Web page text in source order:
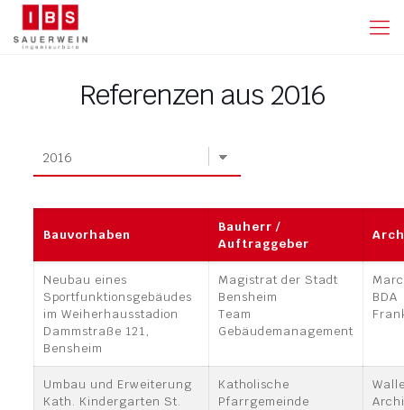
Referenzen aus 2016
Bauvorhaben
Bauherr /
Auftraggeber
Neubau eines
Sportfunktionsgebäudes
im Weiherhausstadion
Dammstraße 121,
Bensheim
Magistrat der Stadt
Bensheim
Team
Gebäudemanagement
BDA
Umbau und Erweiterung
Kath. Kindergarten St.
Katholische
Pfarrgemeinde